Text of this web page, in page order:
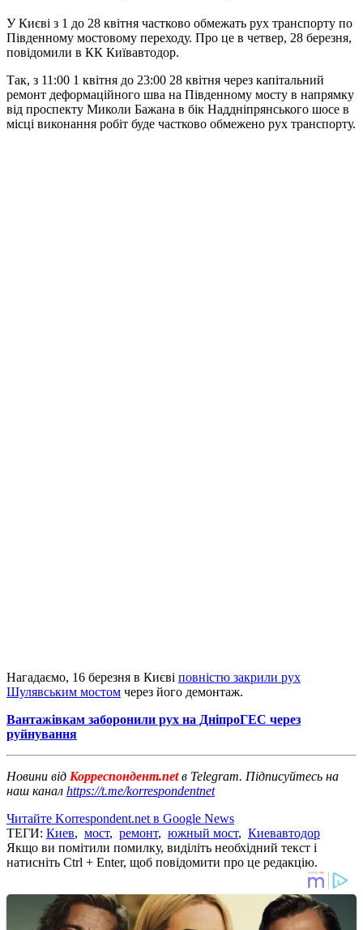
У Києві з 1 до 28 квітня частково обмежать рух транспорту по
Південному мостовому переходу. Про це в четвер, 28 березня,
повідомили в КК Київавтодор.
Так, з 11:00 1 квітня до 23:00 28 квітня через капітальний
ремонт деформаційного шва на Південному мосту в напрямку
від проспекту Миколи Бажана в бік Наддніпрянського шосе в
місці виконання робіт буде частково обмежено рух транспорту.
Нагадаємо, 16 березня в Києві повністю закрили рух
Шулявським мостом через його демонтаж.
Вантажівкам заборонили рух на ДніпроГЕС через
руйнування
Новини від Корреспондент.netв Telegram. Підписуйтесь на
наш канал https://t.me/korrespondentnet
Читайте Korrespondent.net в Google News
ТЕГИ: Киев, мост, ремонт, южный мост, Киевавтодор
Якщо ви помітили помилку, виділіть необхідний текст і
натисніть Ctrl + Enter, щоб повідомити про це редакцію.